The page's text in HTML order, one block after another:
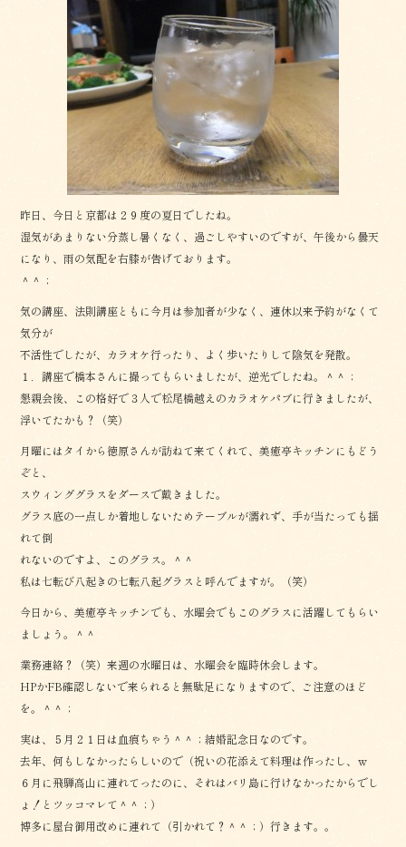
昨日、今日と京都は２９度の夏日でしたね。
湿気があまりない分蒸し暑くなく、過ごしやすいのですが、午後から曇天
になり、雨の気配を右膝が告げております。
＾＾；
気の講座、法則講座ともに今月は参加者が少なく、連休以来予約がなくて
気分が
不活性でしたが、カラオケ行ったり、よく歩いたりして陰気を発散。
１．講座で橋本さんに撮ってもらいましたが、逆光でしたね。＾＾；
懇親会後、この格好で３人で松尾橋越えのカラオケパブに行きましたが、
浮いてたかも？（笑）
月曜にはタイから徳原さんが訪ねて来てくれて、美癒亭キッチンにもどう
ぞと、
スウィンググラスをダースで戴きました。
グラス底の一点しか着地しないためテーブルが濡れず、手が当たっても揺
れて倒
れないのですよ、このグラス。＾＾
私は七転び八起きの七転八起グラスと呼んでますが。（笑）
今日から、美癒亭キッチンでも、水曜会でもこのグラスに活躍してもらい
ましょう。＾＾
業務連絡？（笑）来週の水曜日は、水曜会を臨時休会します。
HPかFB確認しないで来られると無駄足になりますので、ご注意のほど
を。＾＾；
実は、５月２１日は血痕ちゃう＾＾；結婚記念日なのです。
去年、何もしなかったらしいので（祝いの花添えて料理は作ったし、ｗ
６月に飛騨高山に連れてったのに、それはバリ島に行けなかったからでし
ょ！とツッコマレて＾＾；）
博多に屋台御用改めに連れて（引かれて？＾＾；）行きます。。